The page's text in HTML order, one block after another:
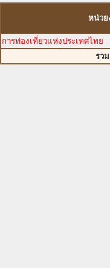
หน่วย
การท่องเที่ยวแห่งประเทศไทย
รวม